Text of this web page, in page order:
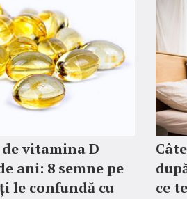
vitamina D
ani: 8 semne pe
le confundă cu
ce